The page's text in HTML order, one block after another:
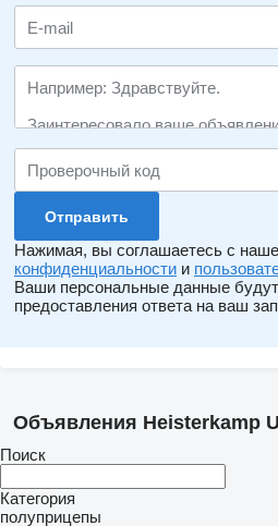
Нажимая, вы соглашаетесь с
конфиденциальности и
Ваши персональные данные
предоставления ответа на ваш
Объявления Heisterkamp
Поиск
Категория
полуприцепы